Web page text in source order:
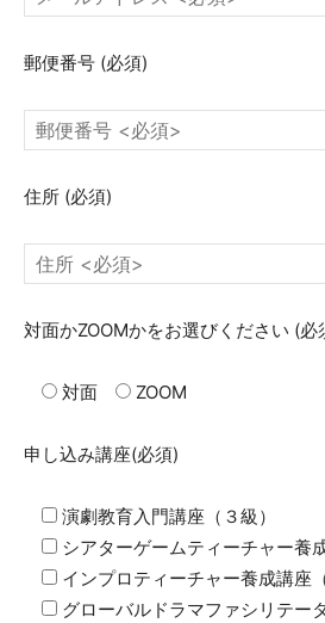
郵便番号 (必須)
住所 (必須)
対面かZOOMかをお選びください (必
対面 ZOOM
申し込み講座(必須)
演劇教育入門講座（３級）
シアターゲームティーチャー養
インプロティーチャー養成講座
グローバルドラマファシリテー